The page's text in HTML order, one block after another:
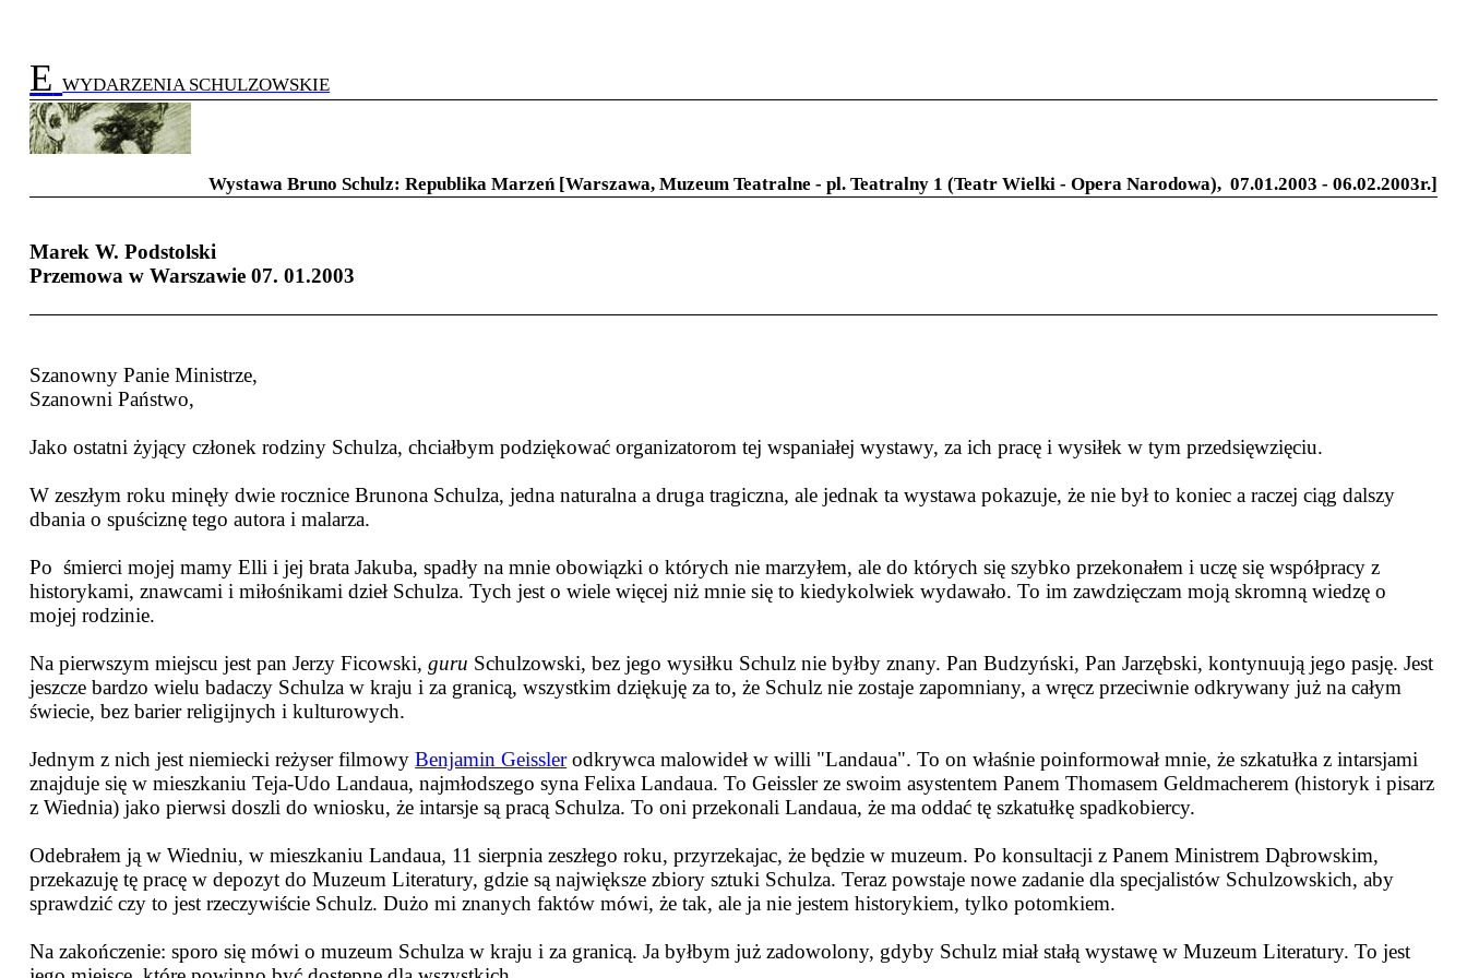
E WYDARZENIA SCHULZOWSKIE
Wystawa Bruno Schulz: Republika Marzeń [Warszawa, Muzeum Teatralne - pl. Teatralny 1 (Teatr Wielki - Opera Narodowa), 07.01.2003 - 06.02.2003r.]
Marek W. Podstolski
Przemowa w Warszawie 07. 01.2003
Szanowny Panie Ministrze,
Szanowni Państwo,
Jako ostatni żyjący członek rodziny Schulza, chciałbym podziękować organizatorom tej wspaniałej wystawy, za ich pracę i wysiłek w tym przedsięwzięciu.
W zeszłym roku minęły dwie rocznice Brunona Schulza, jedna naturalna a druga tragiczna, ale jednak ta wystawa pokazuje, że nie był to koniec a raczej ciąg dalszy
dbania o spuściznę tego autora i malarza.
Po śmierci mojej mamy Elli i jej brata Jakuba, spadły na mnie obowiązki o których nie marzyłem, ale do których się szybko przekonałem i uczę się współpracy z
historykami, znawcami i miłośnikami dzieł Schulza. Tych jest o wiele więcej niż mnie się to kiedykolwiek wydawało. To im zawdzięczam moją skromną wiedzę o
mojej rodzinie.
Na pierwszym miejscu jest pan Jerzy Ficowski,guru Schulzowski, bez jego wysiłku Schulz nie byłby znany. Pan Budzyński, Pan Jarzębski, kontynuują jego pasję. Jest
jeszcze bardzo wielu badaczy Schulza w kraju i za granicą, wszystkim dziękuję za to, że Schulz nie zostaje zapomniany, a wręcz przeciwnie odkrywany już na całym
świecie, bez barier religijnych i kulturowych.
Jednym z nich jest niemiecki reżyser filmowyBenjamin Geisslerodkrywca malowideł w willi "Landaua". To on właśnie poinformował mnie, że szkatułka z intarsjami
znajduje się w mieszkaniu Teja-Udo Landaua, najmłodszego syna Felixa Landaua. To Geissler ze swoim asystentem Panem Thomasem Geldmacherem (historyk i pisarz
z Wiednia) jako pierwsi doszli do wniosku, że intarsje są pracą Schulza. To oni przekonali Landaua, że ma oddać tę szkatułkę spadkobiercy.
Odebrałem ją w Wiedniu, w mieszkaniu Landaua, 11 sierpnia zeszłego roku, przyrzekajac, że będzie w muzeum. Po konsultacji z Panem Ministrem Dąbrowskim,
przekazuję tę pracę w depozyt do Muzeum Literatury, gdzie są największe zbiory sztuki Schulza. Teraz powstaje nowe zadanie dla specjalistów Schulzowskich, aby
sprawdzić czy to jest rzeczywiście Schulz. Dużo mi znanych faktów mówi, że tak, ale ja nie jestem historykiem, tylko potomkiem.
Na zakończenie: sporo się mówi o muzeum Schulza w kraju i za granicą. Ja byłbym już zadowolony, gdyby Schulz miał stałą wystawę w Muzeum Literatury. To jest